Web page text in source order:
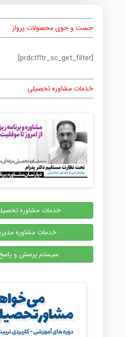
جست و جوی محصولات پرواز
[prdctfltr_sc_get_filter]
خدمات مشاوره تحصیلی
خدمات مشاوره
خدمات مشاوره
سیستم پرسش و